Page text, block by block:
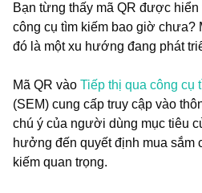
Bạn từng thấy mã QR được hiển
công cụ tìm kiếm bao giờ chưa?
đó là một xu hướng đang phát
Mã QR vào Tiếp thị qua công cụ
(SEM) cung cấp truy cập vào
chú ý của người dùng mục tiêu
hưởng đến quyết định mua sắm
kiếm quan trọng.